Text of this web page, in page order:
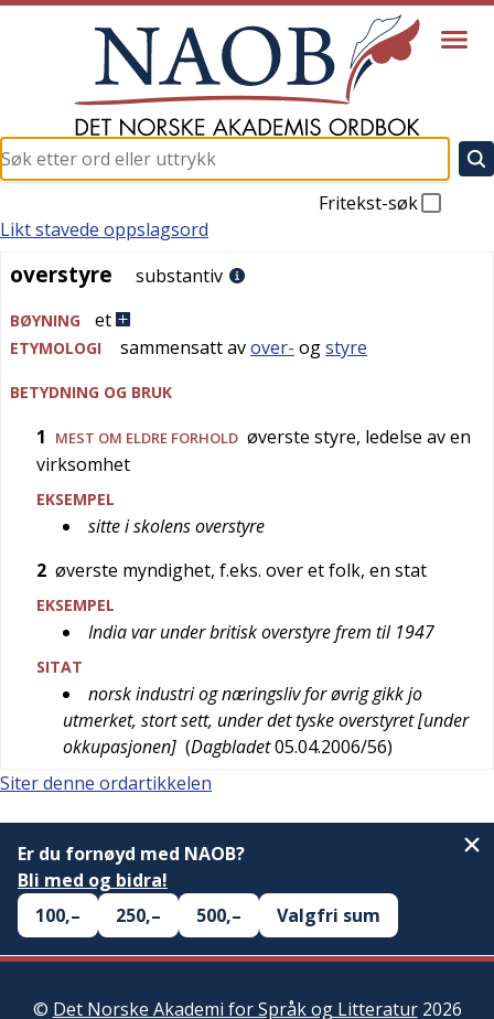
Fritekst-søk
overstyre
Likt stavede oppslagsord
overstyre substantiv
BØYNING et
ETYMOLOGI sammensatt avover- ogstyre
BETYDNING OG BRUK
1 MEST OM ELDRE FORHOLD øverste styre, ledelse av en
virksomhet
EKSEMPEL
sitte i skolens overstyre
2 øverste myndighet, f.eks. over et folk, en stat
EKSEMPEL
India var under britisk overstyre frem til 1947
SITAT
norsk industri og næringsliv for øvrig gikk jo
utmerket, stort sett, under det tyske overstyret [under
okkupasjonen] (Dagbladet05.04.2006/56)
Siter denne ordartikkelen
Er du fornøyd med NAOB?
Bli med og bidra!
100,–
250,– 500,– Valgfri sum
© Det Norske Akademi for Språk og Litteratur2026